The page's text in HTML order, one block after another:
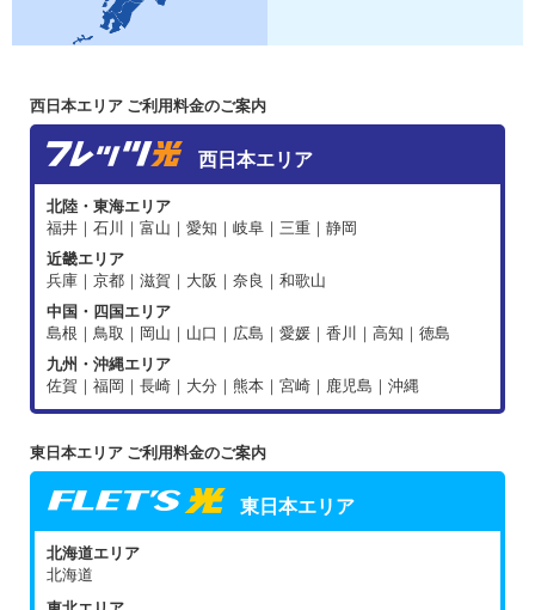
西日本エリア ご利用料金のご案内
西日本エリア
北陸・東海エリア
福井｜石川｜富山｜愛知｜岐阜｜三重｜静岡
近畿エリア
兵庫｜京都｜滋賀｜大阪｜奈良｜和歌山
中国・四国エリア
島根｜鳥取｜岡山｜山口｜広島｜愛媛｜香川｜高知｜徳島
九州・沖縄エリア
佐賀｜福岡｜長崎｜大分｜熊本｜宮崎｜鹿児島｜沖縄
東日本エリア ご利用料金のご案内
東日本エリア
北海道エリア
北海道